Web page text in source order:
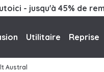
- jusqu'à 45% de
Utilitaire Reprise
Austral